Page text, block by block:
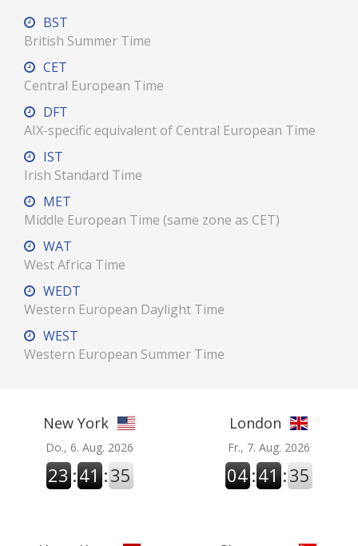
BST
British Summer Time
CET
Central European Time
DFT
AIX-specific equivalent of Central European Time
IST
Irish Standard Time
MET
Middle European Time (same zone as CET)
WAT
West Africa Time
WEDT
Western European Daylight Time
WEST
Western European Summer Time
New York
Do., 6. Aug. 2026
23 :41 :36
London
Fr., 7. Aug. 2026
04 :41 :36